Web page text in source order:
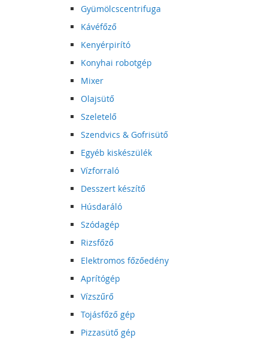
Gyümölcscentrifuga
Kávéfőző
Kenyérpirító
Konyhai robotgép
Mixer
Olajsütő
Szeletelő
Szendvics & Gofrisütő
Egyéb kiskészülék
Vízforraló
Desszert készítő
Húsdaráló
Szódagép
Rizsfőző
Elektromos főzőedény
Aprítógép
Vízszűrő
Tojásfőző gép
Pizzasütő gép